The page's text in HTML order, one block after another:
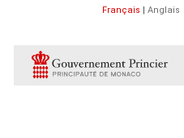
Français | Anglais